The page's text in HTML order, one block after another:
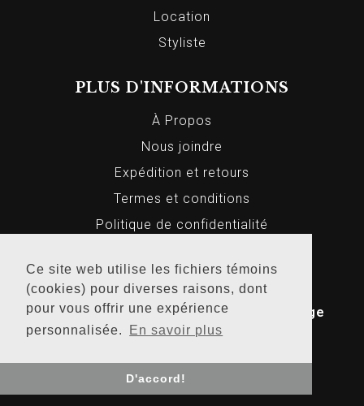
Ce site web utilise les fichiers témoins
(cookies) pour diverses raisons, dont
pour vous offrir une expérience
personnalisée.
En savoir plus
D'accord!
Location
Styliste
PLUS D'INFORMATIONS
À Propos
Nous joindre
Expédition et retours
Termes et conditions
Politique de confidentialité
© 2026 Markus Homme et Femme, Tous
droits réservés. Conception Web par
Bridge
Media.